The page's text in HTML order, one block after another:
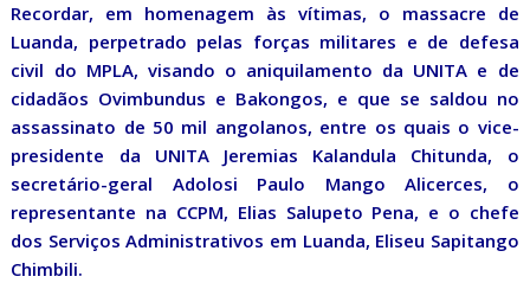
Recordar, em homenagem às vítimas, o massacre de
Luanda, perpetrado pelas forças militares e de defesa
civil do MPLA, visando o aniquilamento da UNITA e de
cidadãos Ovimbundus e Bakongos, e que se saldou no
assassinato de 50 mil angolanos, entre os quais o vice-
presidente da UNITA Jeremias Kalandula Chitunda, o
secretário-geral Adolosi Paulo Mango Alicerces, o
representante na CCPM, Elias Salupeto Pena, e o chefe
dos Serviços Administrativos em Luanda, Eliseu Sapitango
Chimbili.